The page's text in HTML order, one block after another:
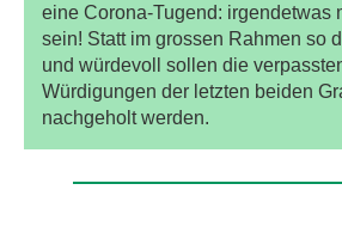
eine Corona-Tugend: irgendetwas
sein! Statt im grossen Rahmen so
und würdevoll sollen die
Würdigungen der letzten beiden
nachgeholt werden.